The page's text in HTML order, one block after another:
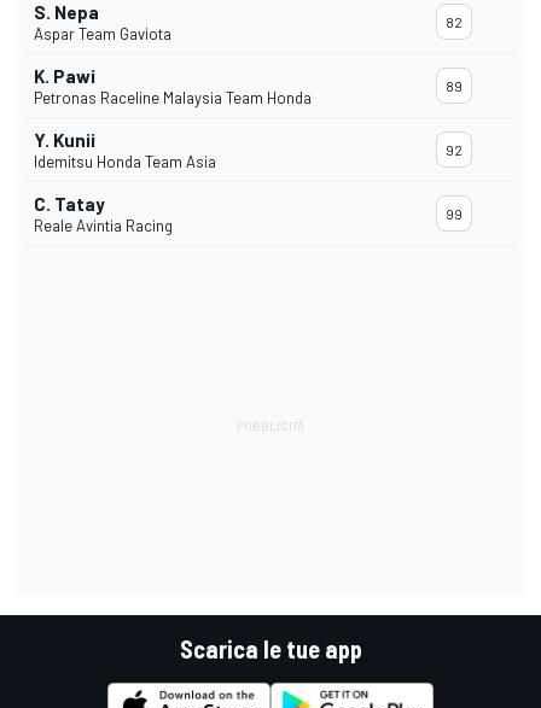
S. Nepa
Aspar Team Gaviota
82
K. Pawi
Petronas Raceline Malaysia Team Honda
89
Y. Kunii
Idemitsu Honda Team Asia
92
C. Tatay
Reale Avintia Racing
99
Scarica le tue app